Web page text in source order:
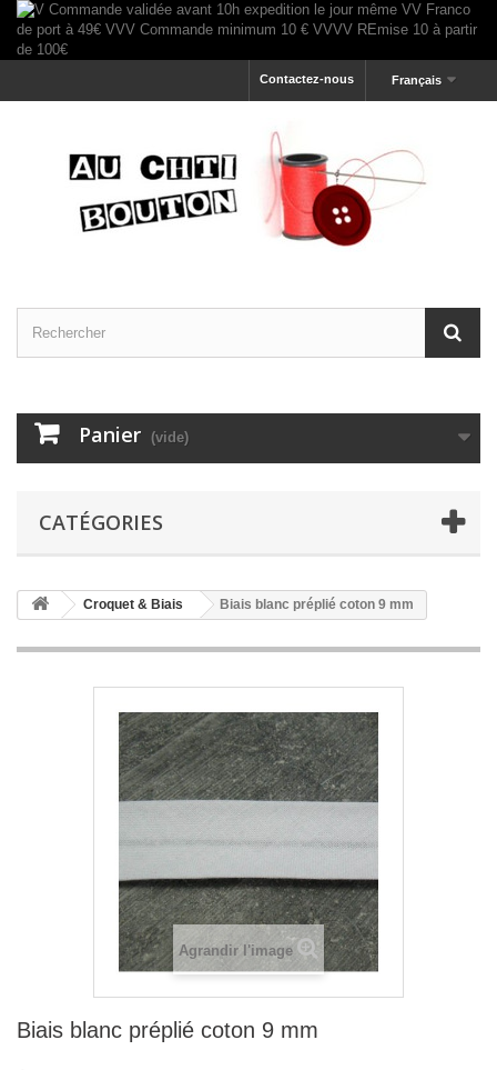
Français
Contactez-nous
Panier (vide)
CATÉGORIES
Croquet & Biais Biais blanc préplié coton 9 mm
Agrandir l'image
Biais blanc préplié coton 9 mm